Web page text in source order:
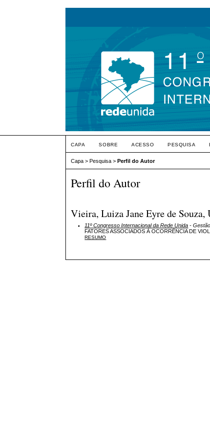
CAPA SOBRE ACESSO PESQUISA
Capa >Pesquisa >Perfil do Autor
Perfil do Autor
Vieira, Luiza Jane Eyre de
11º Congresso Internacional da Rede Unida - Gestão
FATORES ASSOCIADOS À OCORRÊNCIA DE
RESUMO